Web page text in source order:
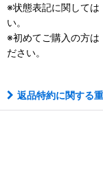
※状態表記に関しては
い。
※初めてご購入の方は
ださい。
返品特約に関する